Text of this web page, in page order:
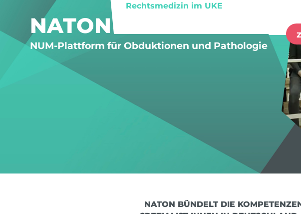
NATON
NUM-Plattform für Obduktionen und Pathologie
NATON BÜNDELT DIE
Dr.
Rechtsmedizin im UKE